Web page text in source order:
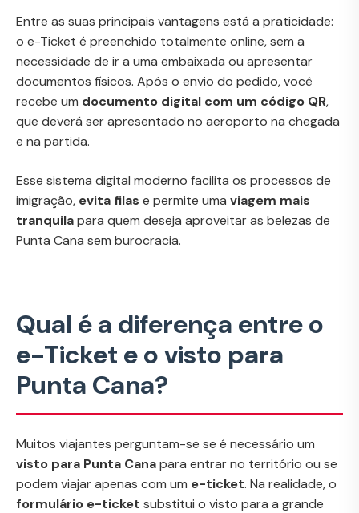
Entre as suas principais vantagens está a praticidade:
o e-Ticket é preenchido totalmente online, sem a
necessidade de ir a uma embaixada ou apresentar
documentos físicos. Após o envio do pedido, você
recebe um documento digital com um código QR,
que deverá ser apresentado no aeroporto na chegada
e na partida.
Esse sistema digital moderno facilita os processos de
imigração, evita filas e permite uma viagem mais
tranquilapara quem deseja aproveitar as belezas de
Punta Cana sem burocracia.
Qual é a diferença entre o
e-Ticket e o visto para
Punta Cana?
Muitos viajantes perguntam-se se é necessário um
visto para Punta Canapara entrar no território ou se
podem viajar apenas com um e-ticket. Na realidade, o
formulário e-ticket substitui o visto para a grande